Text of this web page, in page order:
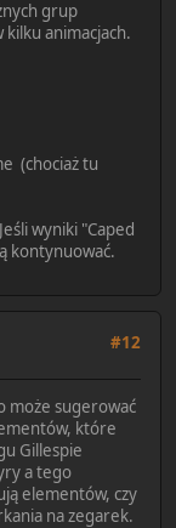
grup
animacjach.
(chociaż tu
wyniki "Caped
kontynuować.
#12
może sugerować
które
Gillespie
a tego
elementów, czy
na zegarek.